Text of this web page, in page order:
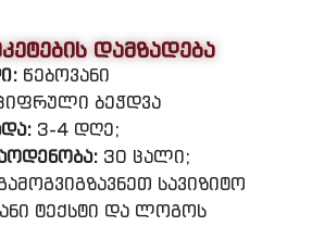
დამზადება
წებოვანი
ბეჭდვა
3-4 დღე;
30 ცალი;
სავიზიტო
ტექსტი და ლოგოს